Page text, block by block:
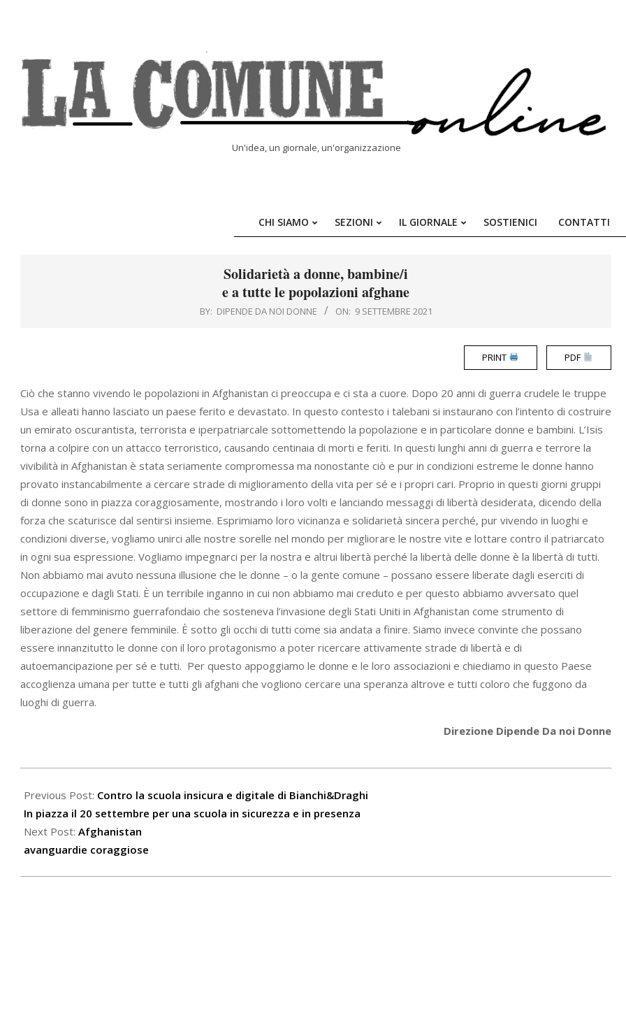
Un'idea, un giornale, un'organizzazione
Primary
CHI SIAMO SEZIONI IL GIORNALE SOSTIENICI CONTATTI
Solidarietà a donne, bambine/i
e a tutte le popolazioni afghane
BY: DIPENDE DA NOI DONNE ON: 9 SETTEMBRE 2021
PRINT PDF
Ciò che stanno vivendo le popolazioni in Afghanistan ci preoccupa e ci sta a cuore. Dopo 20 anni di guerra crudele le truppe
Usa e alleati hanno lasciato un paese ferito e devastato. In questo contesto i talebani si instaurano con l’intento di costruire
un emirato oscurantista, terrorista e iperpatriarcale sottomettendo la popolazione e in particolare donne e bambini. L’Isis
torna a colpire con un attacco terroristico, causando centinaia di morti e feriti. In questi lunghi anni di guerra e terrore la
vivibilità in Afghanistan è stata seriamente compromessa ma nonostante ciò e pur in condizioni estreme le donne hanno
provato instancabilmente a cercare strade di miglioramento della vita per sé e i propri cari. Proprio in questi giorni gruppi
di donne sono in piazza coraggiosamente, mostrando i loro volti e lanciando messaggi di libertà desiderata, dicendo della
forza che scaturisce dal sentirsi insieme. Esprimiamo loro vicinanza e solidarietà sincera perché, pur vivendo in luoghi e
condizioni diverse, vogliamo unirci alle nostre sorelle nel mondo per migliorare le nostre vite e lottare contro il patriarcato
in ogni sua espressione. Vogliamo impegnarci per la nostra e altrui libertà perché la libertà delle donne è la libertà di tutti.
Non abbiamo mai avuto nessuna illusione che le donne – o la gente comune – possano essere liberate dagli eserciti di
occupazione e dagli Stati. È un terribile inganno in cui non abbiamo mai creduto e per questo abbiamo avversato quel
settore di femminismo guerrafondaio che sosteneva l’invasione degli Stati Uniti in Afghanistan come strumento di
liberazione del genere femminile. È sotto gli occhi di tutti come sia andata a finire. Siamo invece convinte che possano
essere innanzitutto le donne con il loro protagonismo a poter ricercare attivamente strade di libertà e di
autoemancipazione per sé e tutti. Per questo appoggiamo le donne e le loro associazioni e chiediamo in questo Paese
accoglienza umana per tutte e tutti gli afghani che vogliono cercare una speranza altrove e tutti coloro che fuggono da
luoghi di guerra.
Direzione Dipende Da noi Donne
09-
09
Previous Post: Contro la scuola insicura e digitale di Bianchi&Draghi
In piazza il 20 settembre per una scuola in sicurezza e in presenza
Next Post: Afghanistan
avanguardie coraggiose